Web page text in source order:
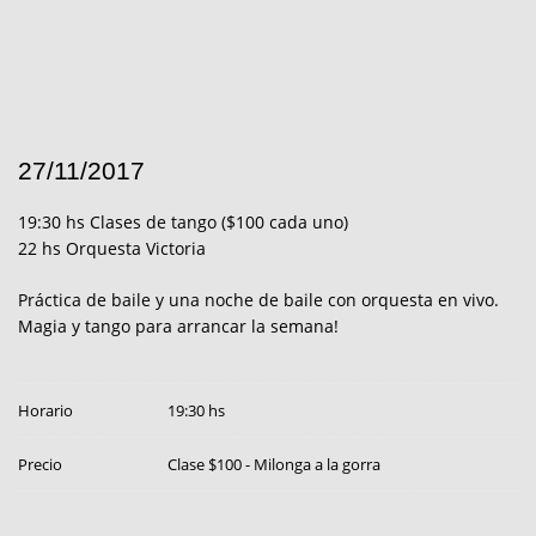
27/11/2017
19:30 hs Clases de tango ($100 cada uno)
22 hs Orquesta Victoria
Práctica de baile y una noche de baile con orquesta en vivo.
Magia y tango para arrancar la semana!
Horario 19:30 hs
Precio Clase $100 - Milonga a la gorra